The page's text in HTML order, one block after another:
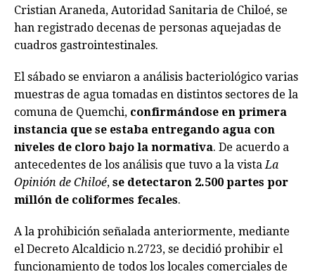
Cristian Araneda, Autoridad Sanitaria de Chiloé, se
han registrado decenas de personas aquejadas de
cuadros gastrointestinales.
El sábado se enviaron a análisis bacteriológico varias
muestras de agua tomadas en distintos sectores de la
comuna de Quemchi, confirmándose en primera
instancia que se estaba entregando agua con
niveles de cloro bajo la normativa. De acuerdo a
antecedentes de los análisis que tuvo a la vistaLa
Opinión de Chiloé, se detectaron 2.500 partes por
millón de coliformes fecales.
A la prohibición señalada anteriormente, mediante
el Decreto Alcaldicio n.2723, se decidió prohibir el
funcionamiento de todos los locales comerciales de